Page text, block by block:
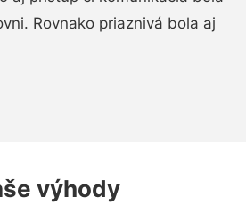
Rovnako priaznivá bola aj
výhody